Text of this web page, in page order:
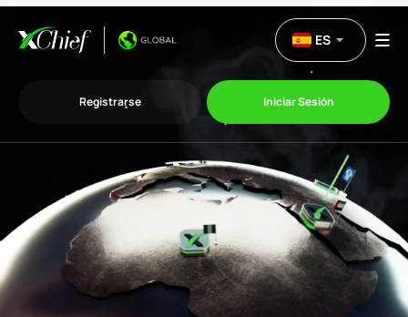
Plataformas
Promociones
ES
Registrarse Iniciar Sesión